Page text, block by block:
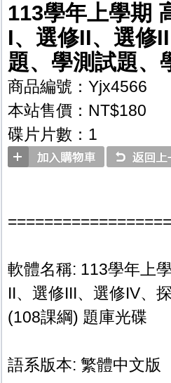
113學年上學期
I、選修II、選修
題、學測試題、
商品編號：Yjx4566
本站售價：NT$180
碟片片數：1
軟體名稱: 113學年上
II、選修III、選修IV、
(108課綱) 題庫光碟
語系版本: 繁體中文版